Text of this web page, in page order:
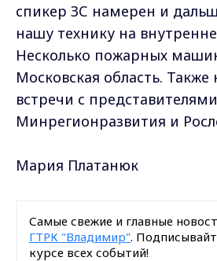
спикер ЗС намерен и
нашу технику на
Несколько пожарных
Московская область.
встречи с представителями
Минрегионразвития и
Мария Платанюк
Самые свежие и главные
ГТРК "Владимир".
курсе всех событий!